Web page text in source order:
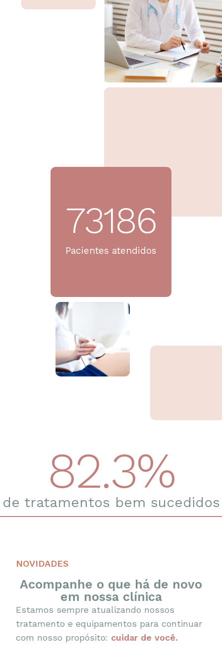
73186
Pacientes atendidos
82.3%
de tratamentos bem sucedidos
NOVIDADES
Acompanhe o que há de novo
em nossa clínica
Estamos sempre atualizando nossos
tratamento e equipamentos para continuar
com nosso propósito: cuidar de você.